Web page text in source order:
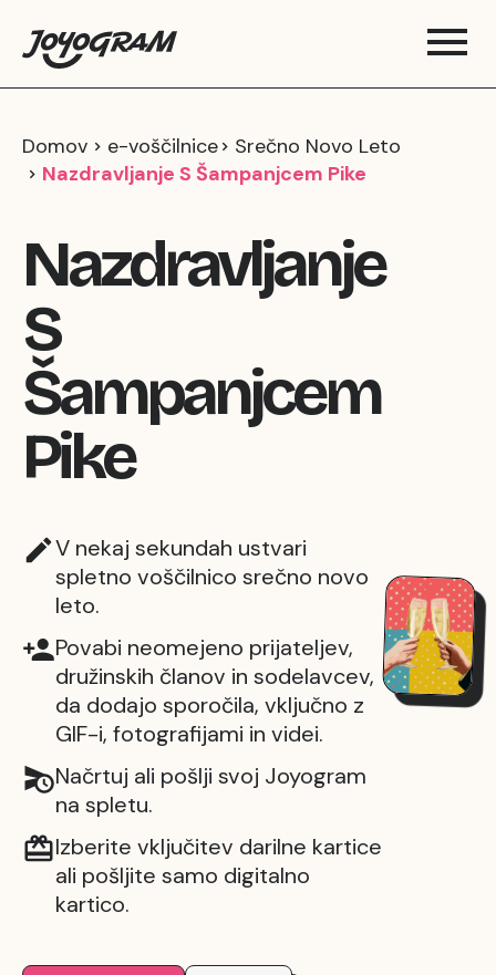
Domov e-voščilnice
Srečno Novo Leto
Nazdravljanje S Šampanjcem Pike
Nazdravljanje
S
Šampanjcem
Pike
V nekaj sekundah ustvari
spletno voščilnico srečno novo
leto.
Povabi neomejeno prijateljev,
družinskih članov in sodelavcev,
da dodajo sporočila, vključno z
GIF-i, fotografijami in videi.
Načrtuj ali pošlji svoj Joyogram
na spletu.
Izberite vključitev darilne kartice
ali pošljite samo digitalno
kartico.